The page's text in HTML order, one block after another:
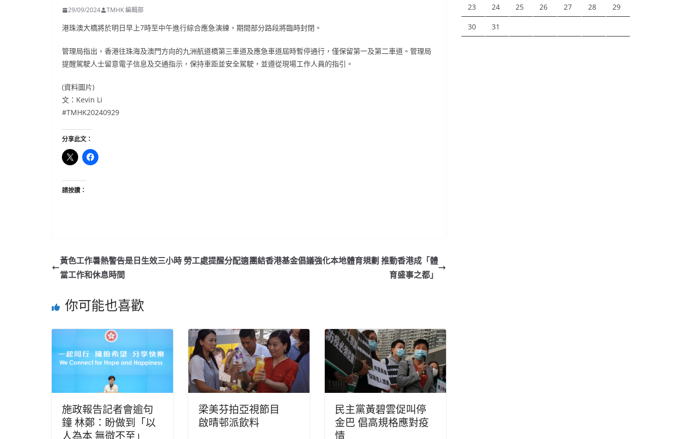
29/09/2024 TMHK 編輯部
港珠澳大橋將於明日早上7時至中午進行綜合應急演練，期間部分路段將臨時封閉。
管理局指出，香港往珠海及澳門方向的九洲航道橋第三車道及應急車道屆時暫停通行，僅保留第一及第二車道。管理局
提醒駕駛人士留意電子信息及交通指示，保持車距並安全駕駛，並遵從現場工作人員的指引。
(資料圖片)
文：Kevin Li
#TMHK20240929
分享此文：
請按讚：
黃色工作暑熱警告是日生效三小時 勞工處提醒分配適
當工作和休息時間
團結香港基金倡議強化本地體育規劃 推動香港成「體
育盛事之都」
你可能也喜歡
施政報告記者會逾句
鐘 林鄭：盼做到「以
人為本 無微不至」
梁美芬拍亞視節目
啟晴邨派飲料
民主黨黃碧雲促叫停
金巴 倡高規格應對疫
情
23 24 25 26 27 28 29
30 31